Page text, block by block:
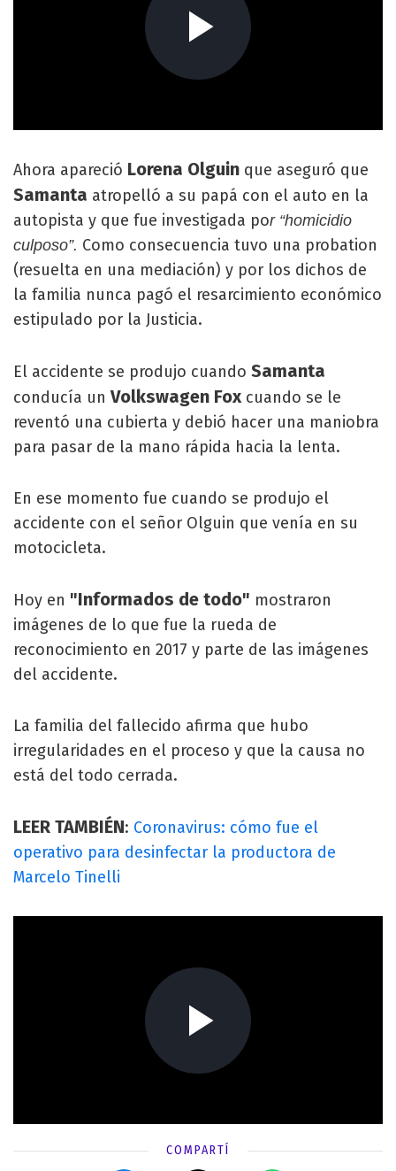
Ahora apareció Lorena Olguin que aseguró que
Samanta atropelló a su papá con el auto en la
autopista y que fue investigada por “homicidio
culposo”. Como consecuencia tuvo una probation
(resuelta en una mediación) y por los dichos de
la familia nunca pagó el resarcimiento económico
estipulado por la Justicia.
El accidente se produjo cuando Samanta
conducía unVolkswagen Foxcuando se le
reventó una cubierta y debió hacer una maniobra
para pasar de la mano rápida hacia la lenta.
En ese momento fue cuando se produjo el
accidente con el señor Olguin que venía en su
motocicleta.
Hoy en "Informados de todo" mostraron
imágenes de lo que fue la rueda de
reconocimiento en 2017 y parte de las imágenes
del accidente.
La familia del fallecido afirma que hubo
irregularidades en el proceso y que la causa no
está del todo cerrada.
LEER TAMBIÉN: Coronavirus: cómo fue el
operativo para desinfectar la productora de
Marcelo Tinelli
COMPARTÍ